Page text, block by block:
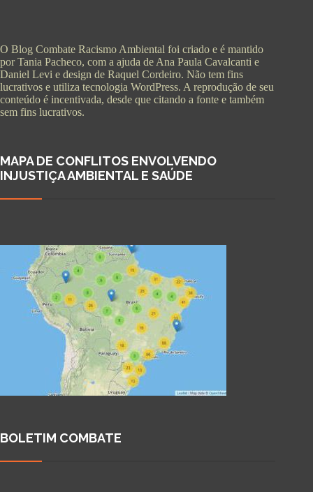
O Blog Combate Racismo Ambiental foi criado e é mantido
por Tania Pacheco, com a ajuda de Ana Paula Cavalcanti e
Daniel Levi e design de Raquel Cordeiro. Não tem fins
lucrativos e utiliza tecnologia WordPress. A reprodução de seu
conteúdo é incentivada, desde que citando a fonte e também
sem fins lucrativos.
MAPA DE CONFLITOS ENVOLVENDO
INJUSTIÇA AMBIENTAL E SAÚDE
BOLETIM COMBATE